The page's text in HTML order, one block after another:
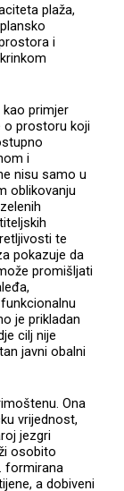
plaža,
i
primjer
o prostoru koji
i
nisu samo u
oblikovanju
te
pokazuje da
promišljati
je prikladan
cilj nije
javni obalni
Ona
vrijednost,
jezgri
osobito
formirana
a dobiveni